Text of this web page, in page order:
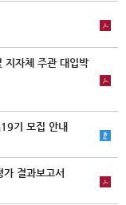
지자체 주관 대입박
19기 모집 안내
결과보고서